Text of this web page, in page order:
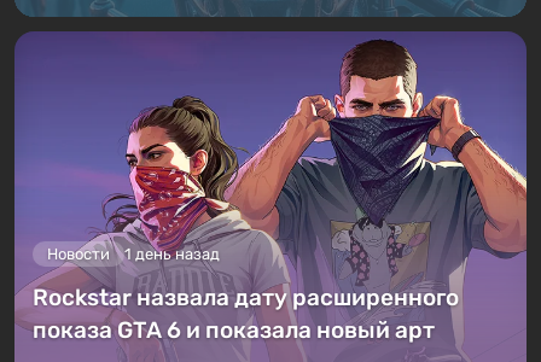
Новости 1 день назад
Rockstar назвала дату расширенного
показа GTA 6 и показала новый арт